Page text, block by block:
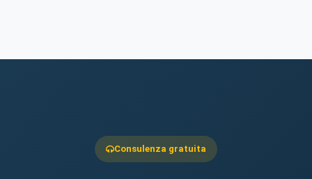
Consulenza gratuita